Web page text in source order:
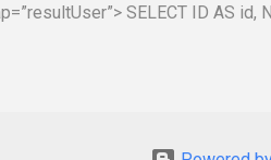
SELECT ID AS id,